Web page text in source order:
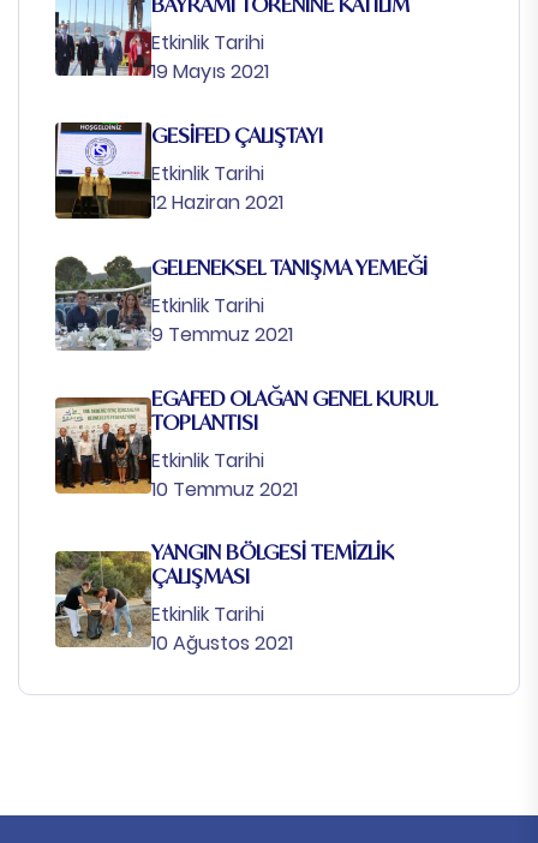
Etkinlik Tarihi
19 Mayıs 2021
GESİFED ÇALIŞTAYI
Etkinlik Tarihi
12 Haziran 2021
GELENEKSEL TANIŞMA YEMEĞİ
Etkinlik Tarihi
9 Temmuz 2021
EGAFED OLAĞAN GENEL KURUL
TOPLANTISI
Etkinlik Tarihi
10 Temmuz 2021
YANGIN BÖLGESİ TEMİZLİK
ÇALIŞMASI
Etkinlik Tarihi
10 Ağustos 2021